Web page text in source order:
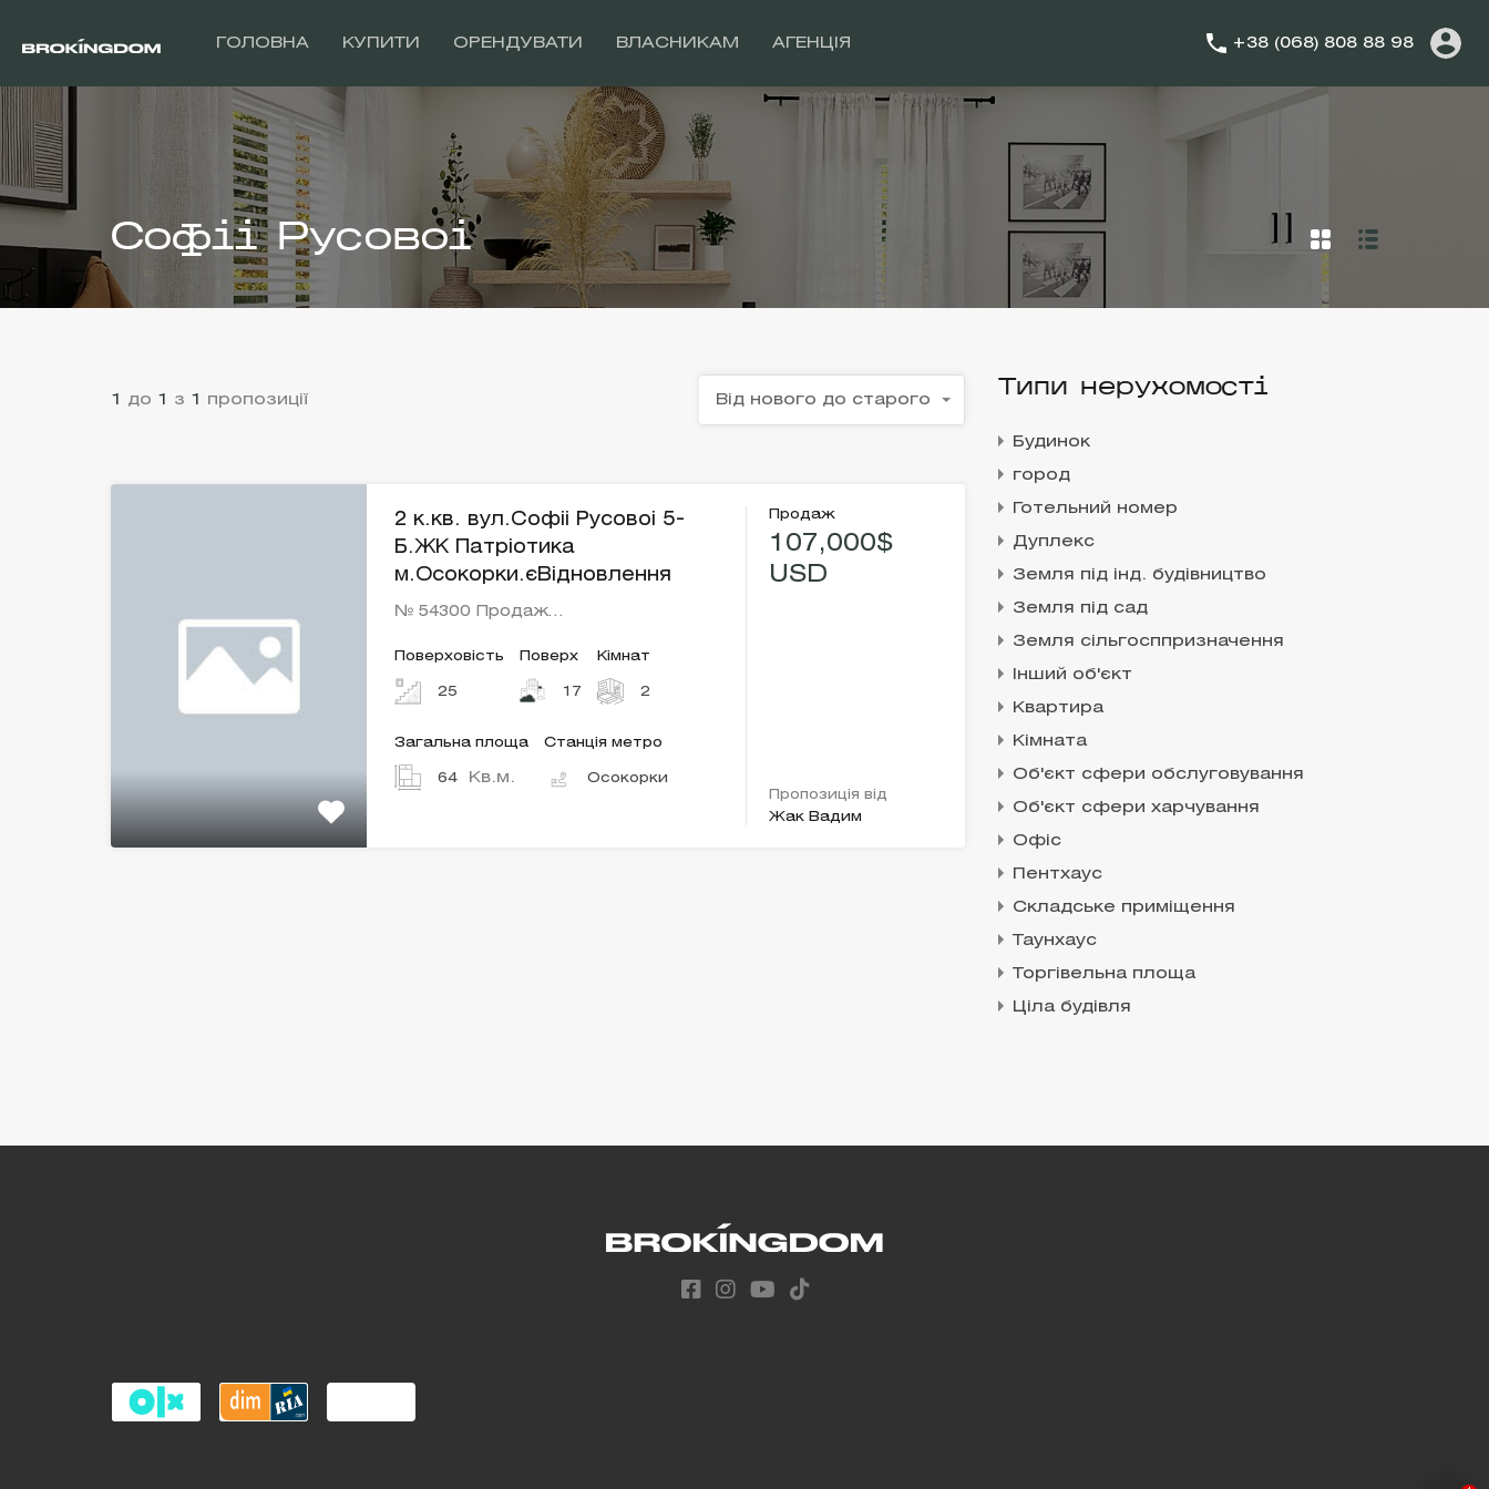
ГОЛОВНА КУПИТИ ОРЕНДУВАТИ ВЛАСНИКАМ АГЕНЦІЯ +38 (068) 808 88 98
Софіі Русовоі
1 до 1 з 1 пропозиції Від нового до старого
2 к.кв. вул.Софіі Русовоі 5-
Б.ЖК Патріотика
м.Осокорки.єВідновлення
№ 54300 Продаж…
Поверховість
25
Поверх
17
Кімнат
2
Загальна площа
64 Кв.м.
Станція метро
Осокорки
Продаж
107,000$
USD
Пропозиція від
Жак Вадим
Типи нерухомості
Будинок
город
Готельний номер
Дуплекс
Земля під інд. будівництво
Земля під сад
Земля сільгосппризначення
Інший об'єкт
Квартира
Кімната
Об'єкт сфери обслуговування
Об'єкт сфери харчування
Офіс
Пентхаус
Складське приміщення
Таунхаус
Торгівельна площа
Ціла будівля